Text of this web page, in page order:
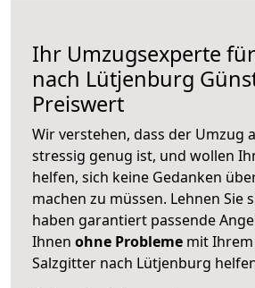
Ihr Umzugsexperte
nach Lütjenburg
Preiswert
Wir verstehen, dass der Umzug
stressig genug ist, und wollen
helfen, sich keine Gedanken
machen zu müssen. Lehnen Sie
haben garantiert passende
Ihnen ohne Probleme mit
Salzgitter nach Lütjenburg